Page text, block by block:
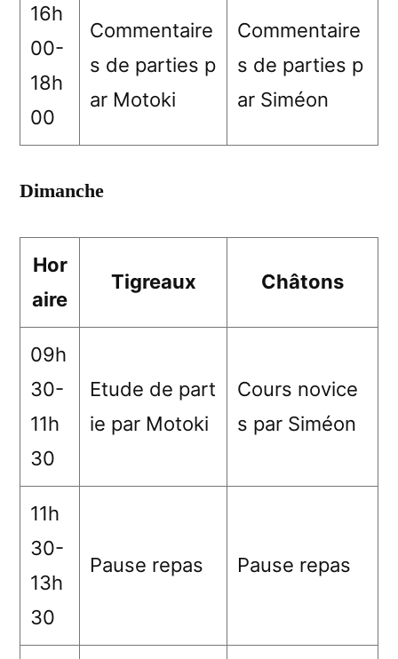
16h
00-
18h
00
Commentaire
s de parties p
ar Motoki
Commentaire
s de parties p
ar Siméon
Dimanche
Hor
aire
Tigreaux Châtons
09h
30-
11h
30
Etude de part
ie par Motoki
Cours novice
s par Siméon
11h
30-
13h
30
Pause repas Pause repas